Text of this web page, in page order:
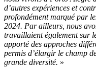
d’autres expériences et
profondément marqué par
2024. Par ailleurs, nous
travaillaient également sur
apporté des approches
permis d’élargir le champ
grande diversité. »